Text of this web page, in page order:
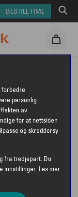
BESTILL TIME
forbedre
personlig
av
for at nettsiden
og skreddersy
fra tredjepart. Du
innstillinger. Les mer